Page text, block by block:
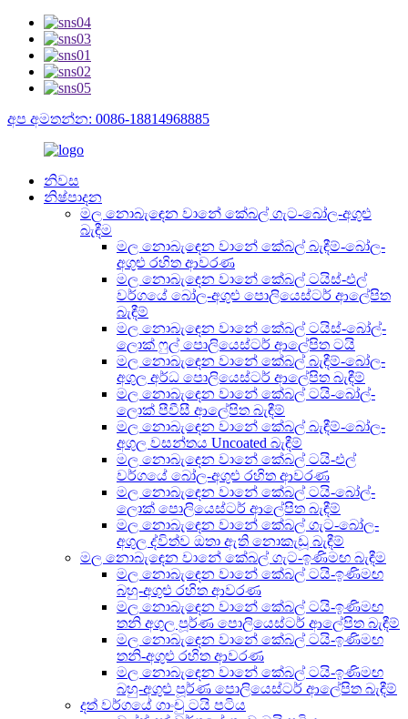
අප අමතන්න: 0086-18814968885
නිවස
නිෂ්පාදන
මල නොබැඳෙන වානේ කේබල් ගැට-බෝල-අගුළු
බැඳීම
මල නොබැඳෙන වානේ කේබල් බැඳීම්-බෝල-
අගුළු රහිත ආවරණ
මල නොබැඳෙන වානේ කේබල් ටයිස්-එල්
වර්ගයේ බෝල-අගුළු පොලියෙස්ටර් ආලේපිත
බැඳීම්
මල නොබැඳෙන වානේ කේබල් ටයිස්-බෝල්-
ලොක් ෆුල් පොලියෙස්ටර් ආලේපිත ටයි
මල නොබැඳෙන වානේ කේබල් බැඳීම්-බෝල-
අගුල අර්ධ පොලියෙස්ටර් ආලේපිත බැඳීම්
මල නොබැඳෙන වානේ කේබල් ටයි-බෝල්-
ලොක් පීවීසී ආලේපිත බැඳීම්
මල නොබැඳෙන වානේ කේබල් බැඳීම්-බෝල-
අගුල වසන්තය Uncoated බැඳීම්
මල නොබැඳෙන වානේ කේබල් ටයි-එල්
වර්ගයේ බෝල-අගුළු රහිත ආවරණ
මල නොබැඳෙන වානේ කේබල් ටයි-බෝල්-
ලොක් පොලියෙස්ටර් ආලේපිත බැඳීම්
මල නොබැඳෙන වානේ කේබල් ගැට-බෝල-
අගුල ද්විත්ව ඔතා ඇති නොකැඩූ බැඳීම්
මල නොබැඳෙන වානේ කේබල් ගැට-ඉණිමඟ බැඳීම
මල නොබැඳෙන වානේ කේබල් ටයි-ඉණිමඟ
බහු-අගුළු රහිත ආවරණ
මල නොබැඳෙන වානේ කේබල් ටයි-ඉණිමඟ
තනි අගුල පූර්ණ පොලියෙස්ටර් ආලේපිත බැඳීම්
මල නොබැඳෙන වානේ කේබල් ටයි-ඉණිමඟ
තනි-අගුළු රහිත ආවරණ
මල නොබැඳෙන වානේ කේබල් ටයි-ඉණිමඟ
බහු-අගුළු පූර්ණ පොලියෙස්ටර් ආලේපිත බැඳීම්
දත් වර්ගයේ ගාංචු ටයි පටිය